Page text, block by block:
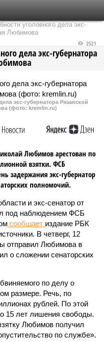
уголовного дела экс-
Любимова
дела экс-губернатора
2521
экс-губернатора Рязанской
(фото: kremlin.ru)
Любимов арестован по
взятки. ФСБ
задержания экс-губернатор
полномочий.
и экс-сенатор от
под наблюдением ФСБ
сообщает издание РБК
В четверг, 12
отправил Любимова в
о сложении сенаторских
по делу о
размере. Речь, по
рублей. По этой
15 лет лишения свободы.
Любимов получил
по службе».